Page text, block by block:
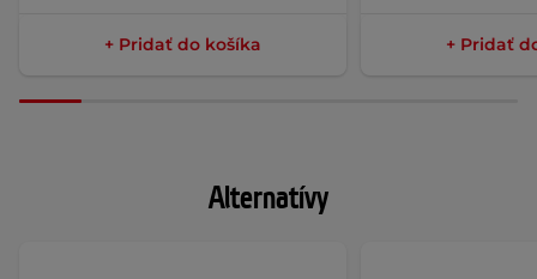
+ Pridať do košíka + Pridať
Alternatívy